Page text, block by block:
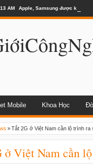
AM Apple, Samsung được kêu gọi
Mobile Khoa Học
»Tắt 2G ở Việt Nam cần lộ trình ra
ở Việt Nam cần